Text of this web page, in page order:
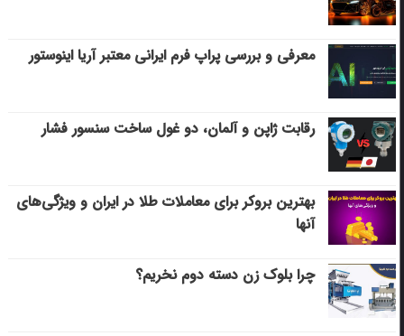
معرفی و بررسی پراپ فرم ایرانی معتبر آریا اینوستور
رقابت ژاپن و آلمان، دو غول ساخت سنسور فشار
بهترین بروکر برای معاملات طلا در ایران و ویژگی‌های
آنها
چرا بلوک زن دسته دوم نخریم؟